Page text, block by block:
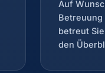
Auf
Betreuung
betreut
den